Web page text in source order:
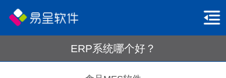
ERP系统哪个好？